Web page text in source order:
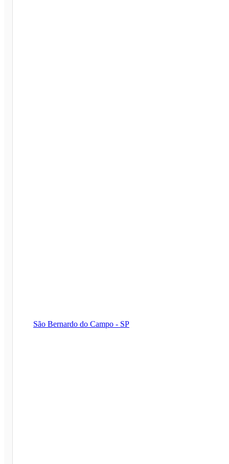
São Bernardo do Campo - SP